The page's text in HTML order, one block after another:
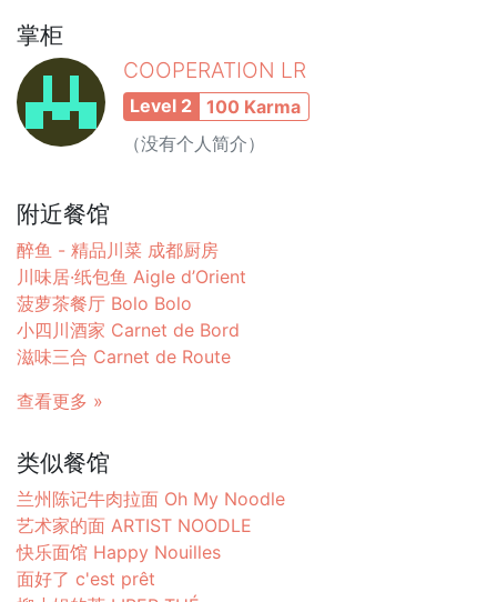
掌柜
COOPERATION LR
Level 2
100 Karma
（没有个人简介）
附近餐馆
醉鱼 - 精品川菜 成都厨房
川味居·纸包鱼 Aigle d’Orient
菠萝茶餐厅 Bolo Bolo
小四川酒家 Carnet de Bord
滋味三合 Carnet de Route
查看更多 »
类似餐馆
兰州陈记牛肉拉面 Oh My Noodle
艺术家的面 ARTIST NOODLE
快乐面馆 Happy Nouilles
面好了 c'est prêt